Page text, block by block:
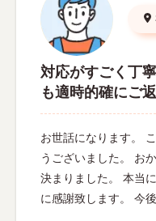
対応がすごく丁
も適時的確にご
お世話になります。
うございました。 お
決まりました。 本当
に感謝致します。 今